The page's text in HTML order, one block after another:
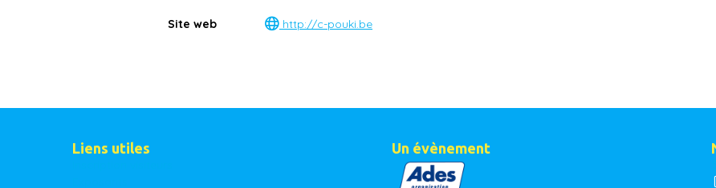
Site web http://c-pouki.be
Liens utiles Un évènement